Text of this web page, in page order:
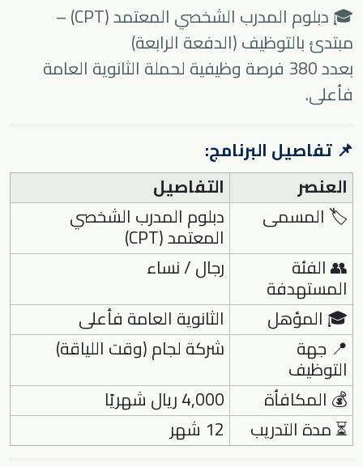
🎓 دبلوم المدرب الشخصي المعتمد (CPT) –
مبتدئ بالتوظيف (الدفعة الرابعة)
بعدد 380 فرصة وظيفية لحملة الثانوية العامة
فأعلى.
📌 تفاصيل البرنامج:
العنصر
التفاصيل
🏷 المسمى
دبلوم المدرب الشخصي
المعتمد (CPT)
👥 الفئة
المستهدفة
رجال / نساء
🎓 المؤهل
الثانوية العامة فأعلى
📍 جهة
التوظيف
شركة لجام (وقت اللياقة)
💰 المكافأة
4,000 ريال شهريًا
⏳ مدة التدريب
12 شهر